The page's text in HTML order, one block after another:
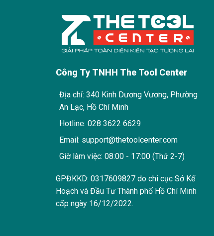
Công Ty TNHH The Tool Center
Địa chỉ: 340 Kinh Dương Vương, Phường
An Lạc, Hồ Chí Minh
Hotline: 028 3622 6629
Email: support@thetoolcenter.com
Giờ làm việc: 08:00 - 17:00 (Thứ 2-7)
GPĐKKD: 0317609827 do chi cục Sở Kế
Hoạch và Đầu Tư Thành phố Hồ Chí Minh
cấp ngày 16/12/2022.